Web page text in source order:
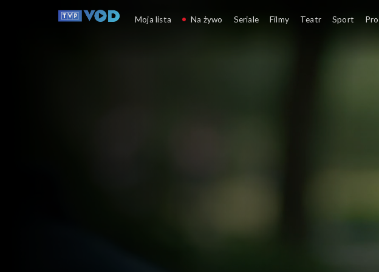
Moja lista Na żywo Seriale Filmy Teatr Sport